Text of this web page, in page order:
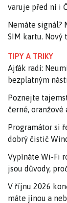
varuje před ní i
Nemáte signál?
SIM kartu. Nový
TIPY A TRIKY
Ajťák radí:
bezplatným
Poznejte
černé, oranžové
Programátor si
dobrý čistič
Vypínáte Wi-Fi
jsou důvody,
V říjnu 2026
máte jinou a